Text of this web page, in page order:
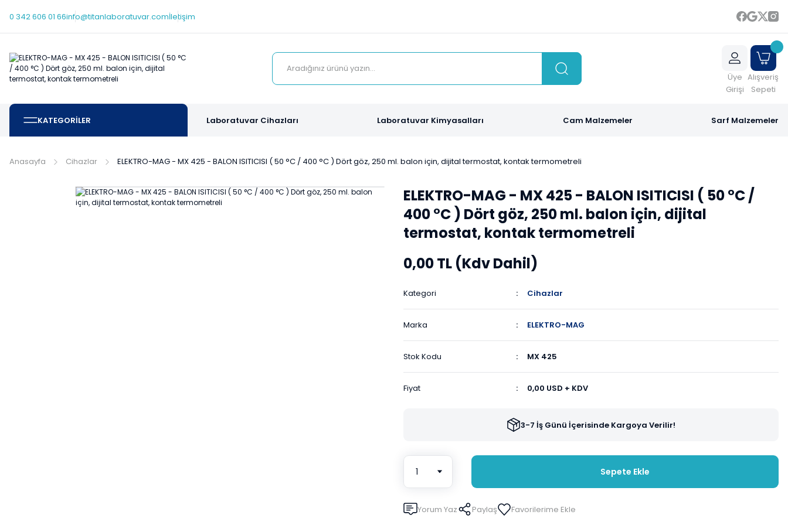
0 342 606 01 66info@titanlaboratuvar.comİletişim
Üye
Girişi
Alışveriş
Sepeti
KATEGORİLER Laboratuvar Cihazları Laboratuvar Kimyasalları Cam Malzemeler Sarf Malzemeler
Anasayfa Cihazlar ELEKTRO-MAG - MX 425 - BALON ISITICISI ( 50 °C / 400 °C ) Dört göz, 250 ml. balon için, dijital termostat, kontak termometreli
ELEKTRO-MAG - MX 425 - BALON ISITICISI ( 50 °C /
400 °C ) Dört göz, 250 ml. balon için, dijital
termostat, kontak termometreli
0,00 TL (Kdv Dahil)
Kategori Cihazlar
Marka ELEKTRO-MAG
Stok Kodu MX 425
Fiyat 0,00 USD + KDV
3-7 İş Günü İçerisinde Kargoya Verilir!
Sepete Ekle
Yorum Yaz Paylaş